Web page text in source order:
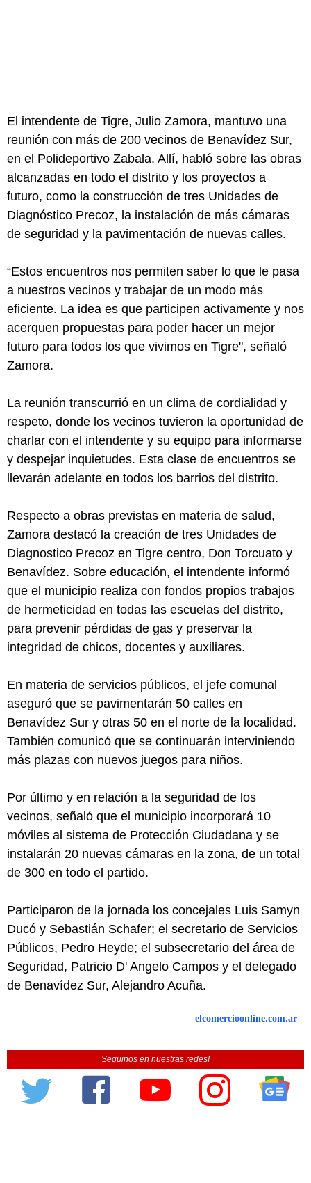
El intendente de Tigre, Julio Zamora, mantuvo una
reunión con más de 200 vecinos de Benavídez Sur,
en el Polideportivo Zabala. Allí, habló sobre las obras
alcanzadas en todo el distrito y los proyectos a
futuro, como la construcción de tres Unidades de
Diagnóstico Precoz, la instalación de más cámaras
de seguridad y la pavimentación de nuevas calles.
“Estos encuentros nos permiten saber lo que le pasa
a nuestros vecinos y trabajar de un modo más
eficiente. La idea es que participen activamente y nos
acerquen propuestas para poder hacer un mejor
futuro para todos los que vivimos en Tigre", señaló
Zamora.
La reunión transcurrió en un clima de cordialidad y
respeto, donde los vecinos tuvieron la oportunidad de
charlar con el intendente y su equipo para informarse
y despejar inquietudes. Esta clase de encuentros se
llevarán adelante en todos los barrios del distrito.
Respecto a obras previstas en materia de salud,
Zamora destacó la creación de tres Unidades de
Diagnostico Precoz en Tigre centro, Don Torcuato y
Benavídez. Sobre educación, el intendente informó
que el municipio realiza con fondos propios trabajos
de hermeticidad en todas las escuelas del distrito,
para prevenir pérdidas de gas y preservar la
integridad de chicos, docentes y auxiliares.
En materia de servicios públicos, el jefe comunal
aseguró que se pavimentarán 50 calles en
Benavídez Sur y otras 50 en el norte de la localidad.
También comunicó que se continuarán interviniendo
más plazas con nuevos juegos para niños.
Por último y en relación a la seguridad de los
vecinos, señaló que el municipio incorporará 10
móviles al sistema de Protección Ciudadana y se
instalarán 20 nuevas cámaras en la zona, de un total
de 300 en todo el partido.
Participaron de la jornada los concejales Luis Samyn
Ducó y Sebastián Schafer; el secretario de Servicios
Públicos, Pedro Heyde; el subsecretario del área de
Seguridad, Patricio D' Angelo Campos y el delegado
de Benavídez Sur, Alejandro Acuña.
elcomercioonline.com.ar
Seguinos en nuestras redes!